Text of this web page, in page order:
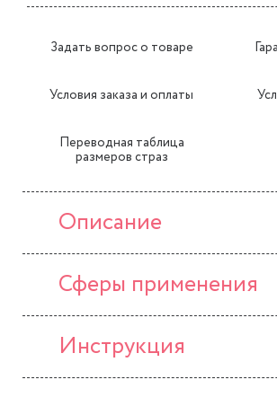
Задать вопрос о товаре
Условия заказа и оплаты
Переводная таблица
размеров страз
Описание
Сферы применения
Инструкция